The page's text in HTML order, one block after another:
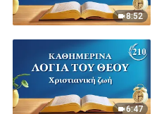
8:52
6:47